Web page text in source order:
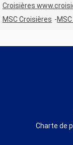
Croisières
MSC Croisières
Charte de